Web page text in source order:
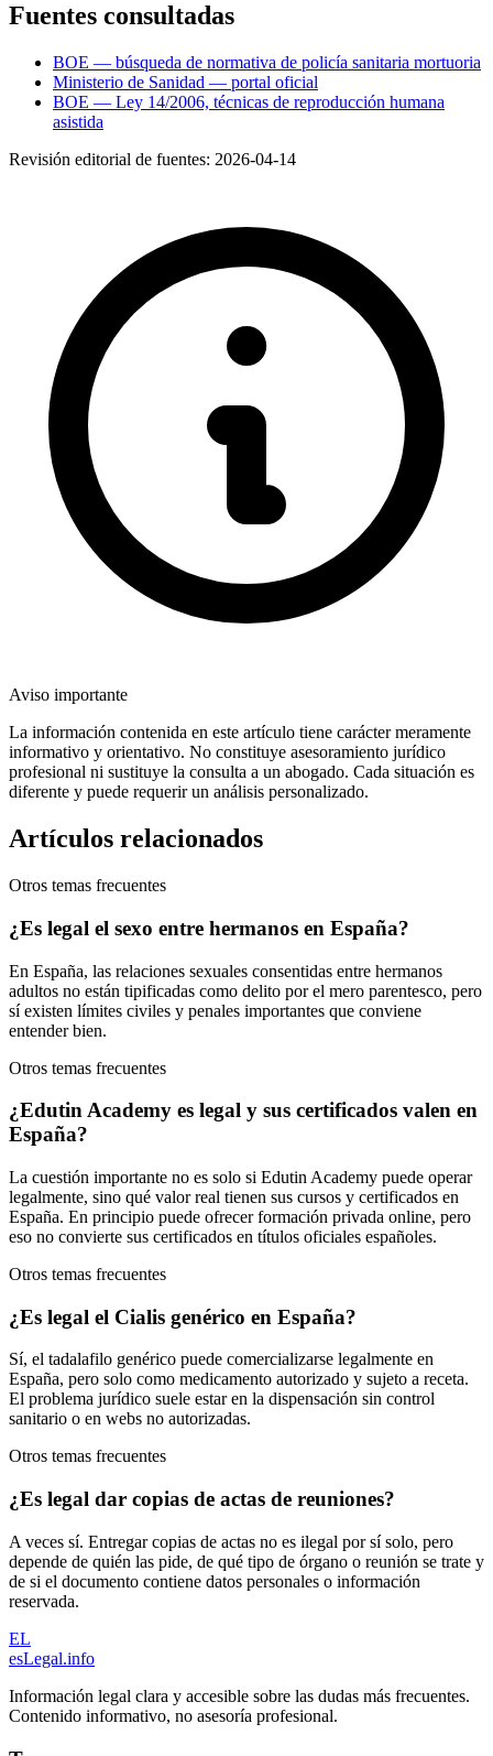
Fuentes consultadas
BOE — búsqueda de normativa de policía sanitaria mortuoria
Ministerio de Sanidad — portal oficial
BOE — Ley 14/2006, técnicas de reproducción humana
asistida
Revisión editorial de fuentes: 2026-04-14
Aviso importante
La información contenida en este artículo tiene carácter meramente
informativo y orientativo. No constituye asesoramiento jurídico
profesional ni sustituye la consulta a un abogado. Cada situación es
diferente y puede requerir un análisis personalizado.
Artículos relacionados
Otros temas frecuentes
¿Es legal el sexo entre hermanos en España?
En España, las relaciones sexuales consentidas entre hermanos
adultos no están tipificadas como delito por el mero parentesco, pero
sí existen límites civiles y penales importantes que conviene
entender bien.
Otros temas frecuentes
¿Edutin Academy es legal y sus certificados valen en
España?
La cuestión importante no es solo si Edutin Academy puede operar
legalmente, sino qué valor real tienen sus cursos y certificados en
España. En principio puede ofrecer formación privada online, pero
eso no convierte sus certificados en títulos oficiales españoles.
Otros temas frecuentes
¿Es legal el Cialis genérico en España?
Sí, el tadalafilo genérico puede comercializarse legalmente en
España, pero solo como medicamento autorizado y sujeto a receta.
El problema jurídico suele estar en la dispensación sin control
sanitario o en webs no autorizadas.
Otros temas frecuentes
¿Es legal dar copias de actas de reuniones?
A veces sí. Entregar copias de actas no es ilegal por sí solo, pero
depende de quién las pide, de qué tipo de órgano o reunión se trate y
de si el documento contiene datos personales o información
reservada.
EL
esLegal.info
Información legal clara y accesible sobre las dudas más frecuentes.
Contenido informativo, no asesoría profesional.